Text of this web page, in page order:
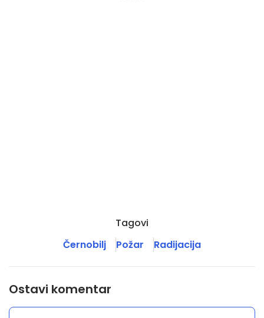
Tagovi
Černobilj
Požar Radijacija
Ostavi komentar